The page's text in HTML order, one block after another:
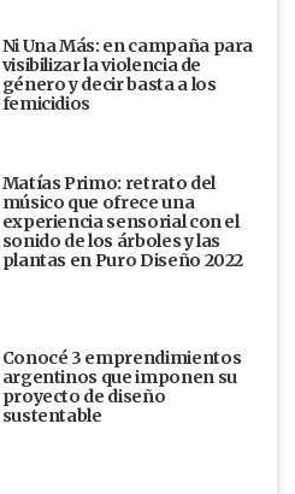
Ni Una Más: en campaña para
visibilizar la violencia de
género y decir basta a los
femicidios
Matías Primo: retrato del
músico que ofrece una
experiencia sensorial con el
sonido de los árboles y las
plantas en Puro Diseño 2022
Conocé 3 emprendimientos
argentinos que imponen su
proyecto de diseño
sustentable